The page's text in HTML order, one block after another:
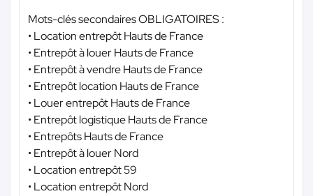
Mots-clés secondaires OBLIGATOIRES :
• Location entrepôt Hauts de France
• Entrepôt à louer Hauts de France
• Entrepôt à vendre Hauts de France
• Entrepôt location Hauts de France
• Louer entrepôt Hauts de France
• Entrepôt logistique Hauts de France
• Entrepôts Hauts de France
• Entrepôt à louer Nord
• Location entrepôt 59
• Location entrepôt Nord